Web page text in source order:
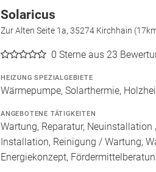
Solaricus
Zur Alten Seite 1a, 35274 Kirchhain
0 Sterne aus 23
HEIZUNG SPEZIALGEBIETE
Wärmepumpe, Solarthermie,
ANGEBOTENE TÄTIGKEITEN
Wartung, Reparatur,
Installation, Reinigung / Wartung,
Energiekonzept,